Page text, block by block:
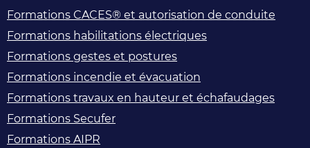
Formations CACES® et autorisation de conduite
Formations habilitations électriques
Formations gestes et postures
Formations incendie et évacuation
Formations travaux en hauteur et échafaudages
Formations Secufer
Formations AIPR